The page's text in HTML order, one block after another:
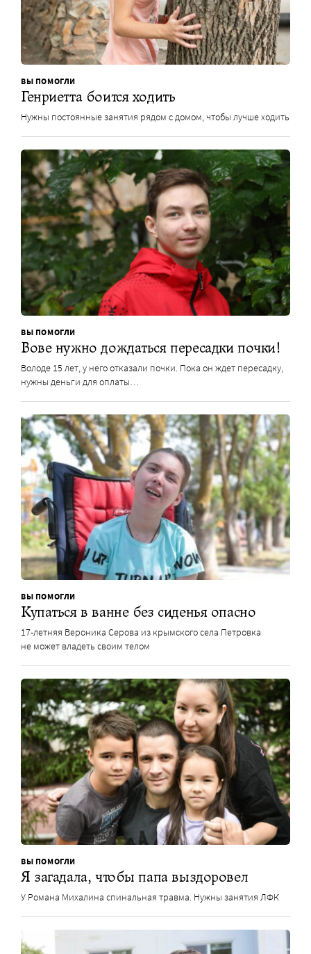
ВЫ ПОМОГЛИ
Генриетта боится ходить
Нужны постоянные занятия рядом с домом, чтобы лучше ходить
ВЫ ПОМОГЛИ
Вове нужно дождаться пересадки почки!
Володе 15 лет, у него отказали почки. Пока он ждет пересадку,
нужны деньги для оплаты…
ВЫ ПОМОГЛИ
Купаться в ванне без сиденья опасно
17-летняя Вероника Серова из крымского села Петровка
не может владеть своим телом
ВЫ ПОМОГЛИ
Я загадала, чтобы папа выздоровел
У Романа Михалина спинальная травма. Нужны занятия ЛФК